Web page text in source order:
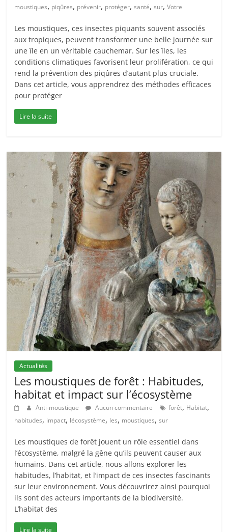
moustiques, piqûres, prévenir, protéger,santé,sur,Votre
Les moustiques, ces insectes piquants souvent associés
aux tropiques, peuvent transformer une belle journée sur
une île en un véritable cauchemar. Sur les îles, les
conditions climatiques favorisent leur prolifération, ce qui
rend la prévention des piqûres d’autant plus cruciale.
Dans cet article, vous apprendrez des méthodes efficaces
pour protéger
Lire la suite
Actualités
Les moustiques de forêt : Habitudes,
habitat et impact sur l’écosystème
Anti-moustique Aucun commentaire forêt, Habitat,
habitudes, impact, lécosystème, les, moustiques,sur
Les moustiques de forêt jouent un rôle essentiel dans
l’écosystème, malgré la gêne qu’ils peuvent causer aux
humains. Dans cet article, nous allons explorer les
habitudes, l’habitat, et l’impact de ces insectes fascinants
sur leur environnement. Vous découvrirez ainsi pourquoi
ils sont des acteurs importants de la biodiversité.
L’habitat des
Lire la suite